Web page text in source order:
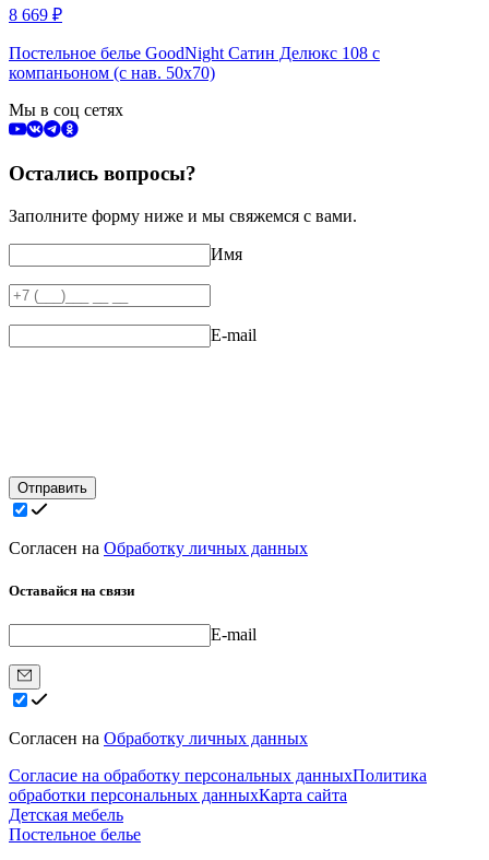
8 669 ₽
Постельное белье GoodNight Сатин Делюкс 108 с
компаньоном (с нав. 50х70)
Мы в соц сетях
Остались вопросы?
Заполните форму ниже и мы свяжемся с вами.
Имя
E-mail
Отправить
Согласен на Обработку личных данных
Оставайся на связи
E-mail
Согласен на Обработку личных данных
Согласие на обработку персональных данныхПолитика
обработки персональных данныхКарта сайта
Детская мебель
Постельное белье